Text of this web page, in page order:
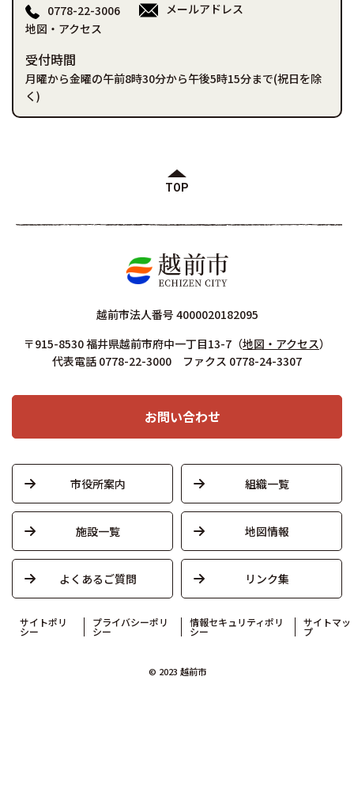
0778-22-3006
メールアドレス
地図・アクセス
受付時間
月曜から金曜の午前8時30分から午後5時15分まで(祝日を除
く)
TOP
越前市法人番号 4000020182095
〒915-8530 福井県越前市府中一丁目13-7 （地図・アクセス）
代表電話 0778-22-3000 ファクス 0778-24-3307
お問い合わせ
市役所案内 組織一覧
施設一覧 地図情報
よくあるご質問 リンク集
サイトポリ
シー
プライバシーポリ
シー
情報セキュリティポリ
シー
サイトマッ
プ
© 2023 越前市